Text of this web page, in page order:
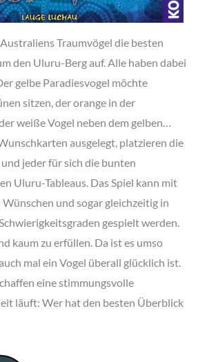
Traumvögel die besten
den Uluru-Berg auf. Alle haben dabei
gelbe Paradiesvogel möchte
sitzen, der orange in der
weiße Vogel neben dem gelben…
ausgelegt, platzieren die
jeder für sich die bunten
Uluru-Tableaus. Das Spiel kann mit
und sogar gleichzeitig in
gespielt werden.
kaum zu erfüllen. Da ist es umso
mal ein Vogel überall glücklich ist.
eine stimmungsvolle
läuft: Wer hat den besten Überblick